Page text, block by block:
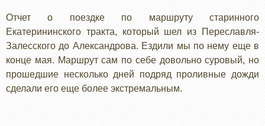
Отчет о поездке по маршруту старинного
Екатерининского тракта, который шел из Переславля-
Залесского до Александрова. Ездили мы по нему еще в
конце мая. Маршрут сам по себе довольно суровый, но
прошедшие несколько дней подряд проливные дожди
сделали его еще более экстремальным.